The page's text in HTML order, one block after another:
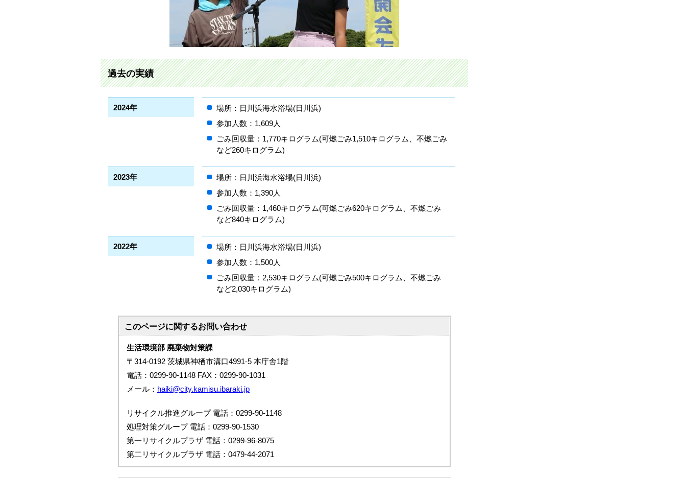
過去の実績
2024年
場所：日川浜海水浴場(日川浜)
参加人数：1,609人
ごみ回収量：1,770キログラム(可燃ごみ1,510キログラム、不燃ごみ
など260キログラム)
2023年
場所：日川浜海水浴場(日川浜)
参加人数：1,390人
ごみ回収量：1,460キログラム(可燃ごみ620キログラム、不燃ごみ
など840キログラム)
2022年
場所：日川浜海水浴場(日川浜)
参加人数：1,500人
ごみ回収量：2,530キログラム(可燃ごみ500キログラム、不燃ごみ
など2,030キログラム)
このページに関するお問い合わせ
生活環境部 廃棄物対策課
〒314-0192 茨城県神栖市溝口4991-5 本庁舎1階
電話：0299-90-1148 FAX：0299-90-1031
メール： haiki@city.kamisu.ibaraki.jp
リサイクル推進グループ 電話：0299-90-1148
処理対策グループ 電話：0299-90-1530
第一リサイクルプラザ 電話：0299-96-8075
第二リサイクルプラザ 電話：0479-44-2071